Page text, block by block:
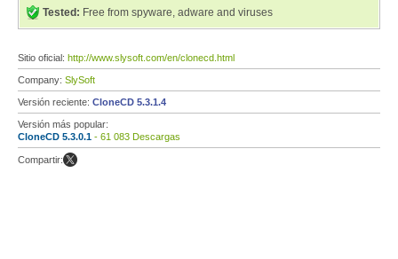
Tested: Free from spyware, adware and viruses
Sitio oficial: http://www.slysoft.com/en/clonecd.html
Company: SlySoft
Versión reciente: CloneCD 5.3.1.4
Versión más popular:
CloneCD 5.3.0.1 - 61 083 Descargas
Compartir: